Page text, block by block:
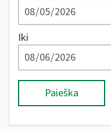
Iki
Paieška